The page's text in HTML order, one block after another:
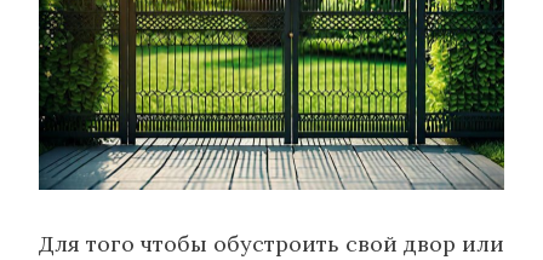
Для того чтобы обустроить свой двор или